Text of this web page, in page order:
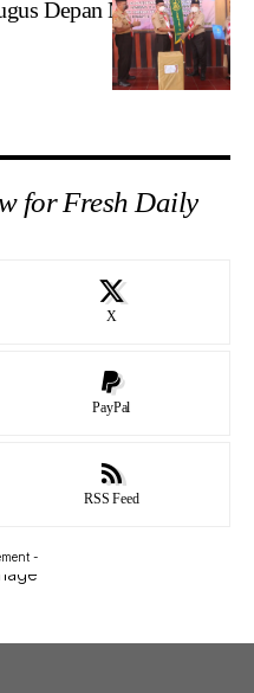
Depan Mantap
for Fresh Daily
X
PayPal
RSS Feed
-